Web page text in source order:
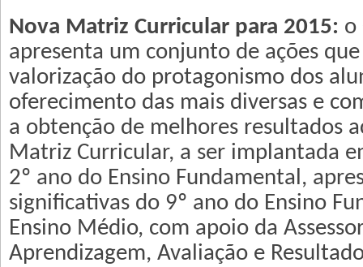
Nova Matriz Curricular para 2015: o
apresenta um conjunto de ações
valorização do protagonismo dos
oferecimento das mais diversas e
a obtenção de melhores resultados
Matriz Curricular, a ser implantada
2º ano do Ensino Fundamental,
significativas do 9º ano do Ensino
Ensino Médio, com apoio da
Aprendizagem, Avaliação e